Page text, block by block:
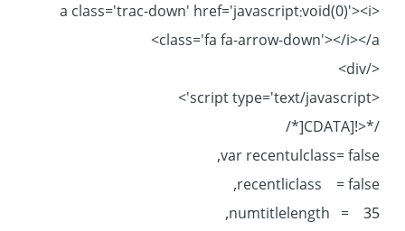
<a class='trac-down' href='javascript:void(0)'><i
class='fa fa-arrow-down'></i></a>
</div>
<script type='text/javascript'>
/*<![CDATA[*/
var recentulclass= false,
recentliclass = false,
numtitlelength = 35,